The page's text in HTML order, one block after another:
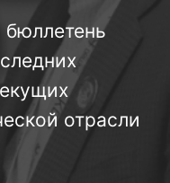
отрасли